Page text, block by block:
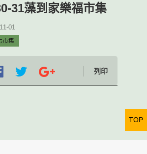
31藻到家樂福市集
01
市集
列印
TOP